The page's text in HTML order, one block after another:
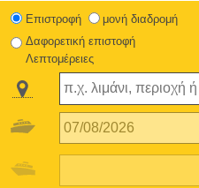
Eπιστροφή
μονή διαδρομή
Δαφορετική επιστοφή
Λεπτομέρειες